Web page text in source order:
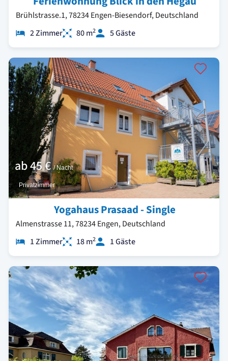
Brühlstrasse.1, 78234 Engen-Biesendorf, Deutschland
2 Zimmer
80 m2 5 Gäste
ab45 € / Nacht
Privatzimmer
Yogahaus Prasaad - Single
Almenstrasse 11, 78234 Engen, Deutschland
1 Zimmer
18 m2 1 Gäste